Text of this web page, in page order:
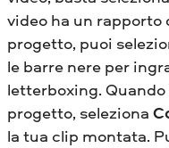
video ha un rapporto
progetto, puoi
le barre nere per
letterboxing.
progetto, seleziona
la tua clip montata.